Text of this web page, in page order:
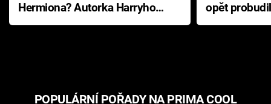
Hermiona? Autorka Harryho
Pottera přišla s ráznou
opět
přichází s
POPULÁRNÍ POŘADY NA PRIMA COOL